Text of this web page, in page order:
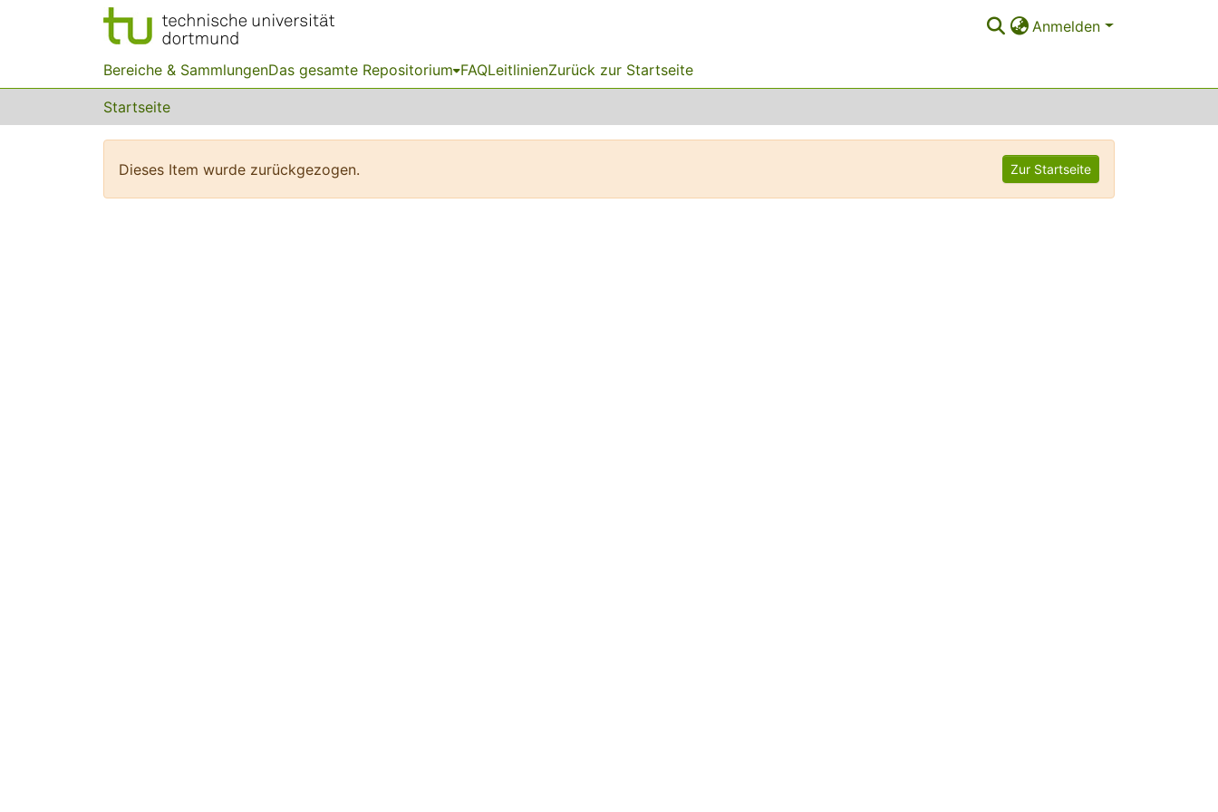
Anmelden
Bereiche & SammlungenDas gesamte Repositorium FAQLeitlinienZurück zur Startseite
Startseite
Dieses Item wurde zurückgezogen. Zur Startseite